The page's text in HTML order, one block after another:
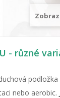
- různé
nebo aerobic.